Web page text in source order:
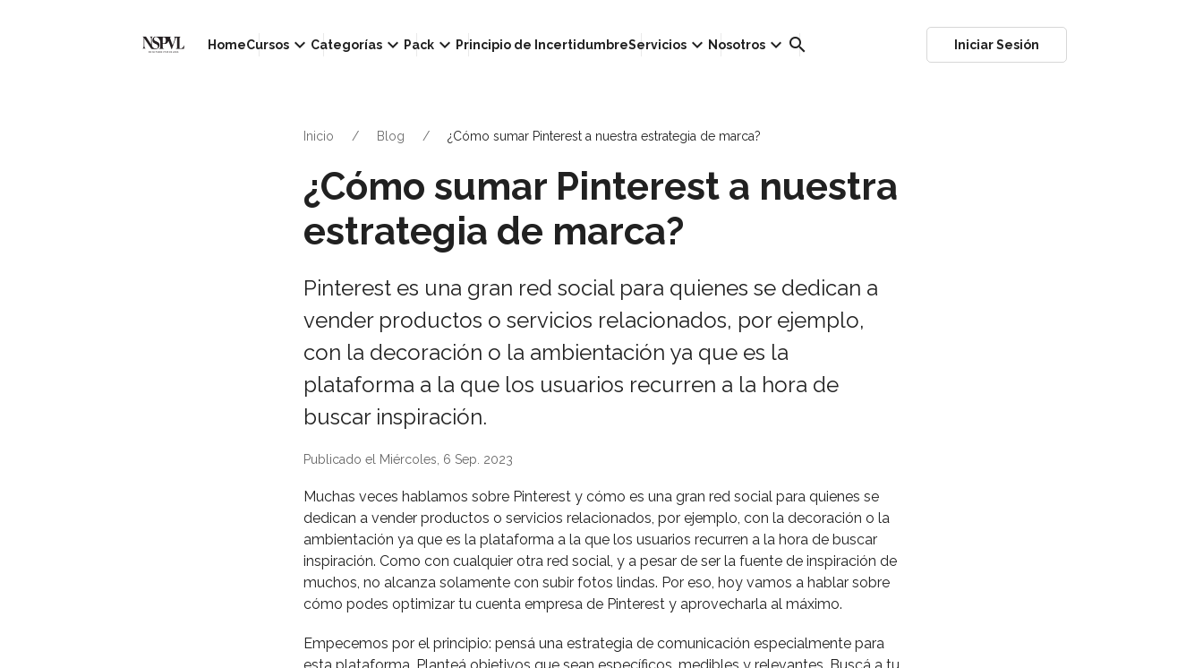
HomeCursos keyboard_arrow_down Categorías keyboard_arrow_down Pack keyboard_arrow_down Principio de IncertidumbreServicios keyboard_arrow_down Nosotros keyboard_arrow_down search Iniciar Sesión
Inicio Blog ¿Cómo sumar Pinterest a nuestra estrategia de marca?
¿Cómo sumar Pinterest a nuestra
estrategia de marca?
Pinterest es una gran red social para quienes se dedican a
vender productos o servicios relacionados, por ejemplo,
con la decoración o la ambientación ya que es la
plataforma a la que los usuarios recurren a la hora de
buscar inspiración.
Publicado el Miércoles, 6 Sep. 2023
Muchas veces hablamos sobre Pinterest y cómo es una gran red social para quienes se
dedican a vender productos o servicios relacionados, por ejemplo, con la decoración o la
ambientación ya que es la plataforma a la que los usuarios recurren a la hora de buscar
inspiración. Como con cualquier otra red social, y a pesar de ser la fuente de inspiración de
muchos, no alcanza solamente con subir fotos lindas. Por eso, hoy vamos a hablar sobre
cómo podes optimizar tu cuenta empresa de Pinterest y aprovecharla al máximo.
Empecemos por el principio: pensá una estrategia de comunicación especialmente para